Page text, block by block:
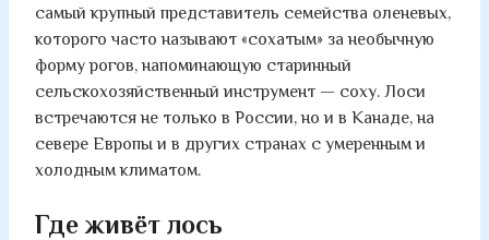
самый крупный представитель семейства оленевых,
которого часто называют «сохатым» за необычную
форму рогов, напоминающую старинный
сельскохозяйственный инструмент — соху. Лоси
встречаются не только в России, но и в Канаде, на
севере Европы и в других странах с умеренным и
холодным климатом.
Где живёт лось